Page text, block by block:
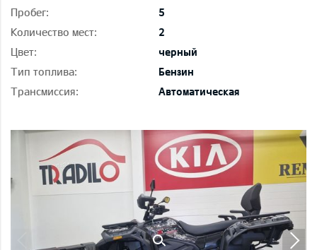
Пробег:
5
Количество мест:
2
Цвет:
черный
Тип топлива:
Бензин
Трансмиссия:
Автоматическая